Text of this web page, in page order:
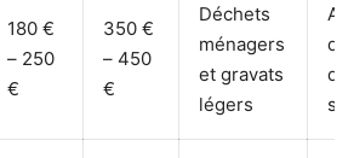
180 €
– 250
€
350 €
– 450
€
Déchets
ménagers
et gravats
légers